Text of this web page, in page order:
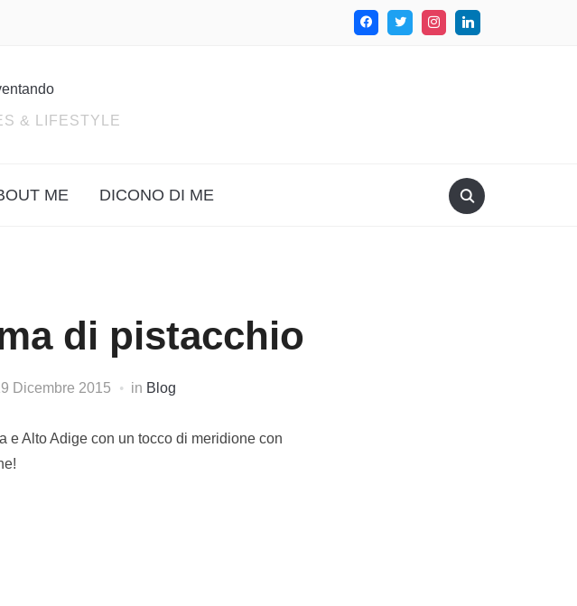
& LIFESTYLE
ME DICONO DI ME
di pistacchio
Dicembre 2015 in Blog
e Alto Adige con un tocco di meridione con